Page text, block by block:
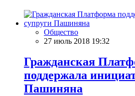
Общество
27 июль 2018 19:32
Гражданская
поддержала
Пашиняна